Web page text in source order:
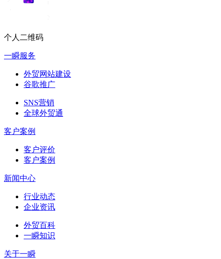
个人二维码
一瞬服务
外贸网站建设
谷歌推广
SNS营销
全球外贸通
客户案例
客户评价
客户案例
新闻中心
行业动态
企业资讯
外贸百科
一瞬知识
关于一瞬